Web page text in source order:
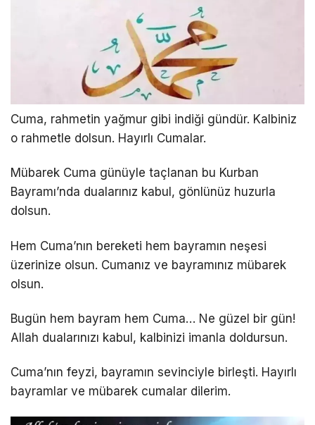
Cuma, rahmetin yağmur gibi indiği gündür. Kalbiniz
o rahmetle dolsun. Hayırlı Cumalar.
Mübarek Cuma günüyle taçlanan bu Kurban
Bayramı’nda dualarınız kabul, gönlünüz huzurla
dolsun.
Hem Cuma’nın bereketi hem bayramın neşesi
üzerinize olsun. Cumanız ve bayramınız mübarek
olsun.
Bugün hem bayram hem Cuma… Ne güzel bir gün!
Allah dualarınızı kabul, kalbinizi imanla doldursun.
Cuma’nın feyzi, bayramın sevinciyle birleşti. Hayırlı
bayramlar ve mübarek cumalar dilerim.